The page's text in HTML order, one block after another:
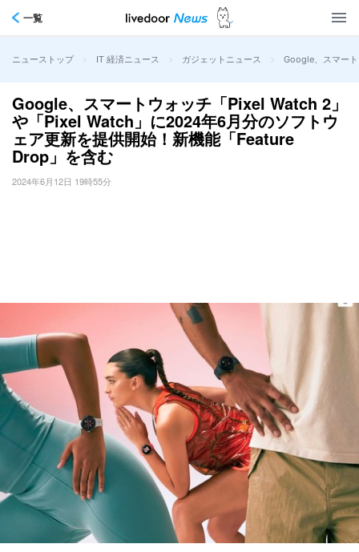
一覧
ニューストップ > IT 経済ニュース > ガジェットニュース > Google、スマー
Google、スマートウォッチ「Pixel Watch 2」
や「Pixel Watch」に2024年6月分のソフトウ
ェア更新を提供開始！新機能「Feature
Drop」を含む
2024年6月12日 19時55分